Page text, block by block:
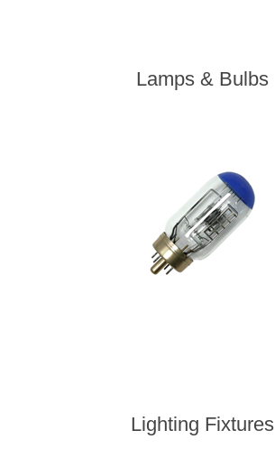
Lamps & Bulbs
Lighting Fixtures